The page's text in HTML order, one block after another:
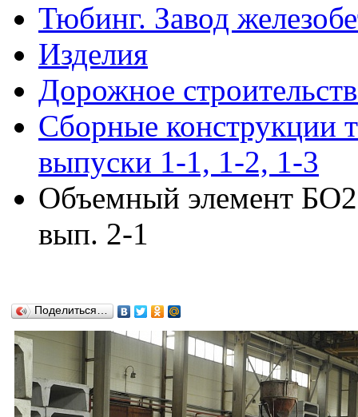
Тюбинг. Завод
Изделия
Дорожное
Сборные конструкции
выпуски 1-1, 1-2, 1-3
Объемный элемент
вып. 2-1
Поделиться…